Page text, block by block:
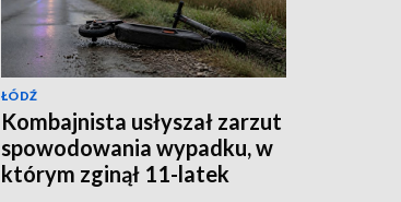
ŁÓDŹ
Kombajnista usłyszał zarzut
spowodowania wypadku, w
którym zginął 11-latek